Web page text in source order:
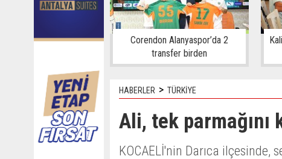
Corendon Alanyaspor’da 2
transfer birden
HABERLER > TÜRKİYE
Ali, tek parmağını
KOCAELİ'nin Darıca ilçesinde,